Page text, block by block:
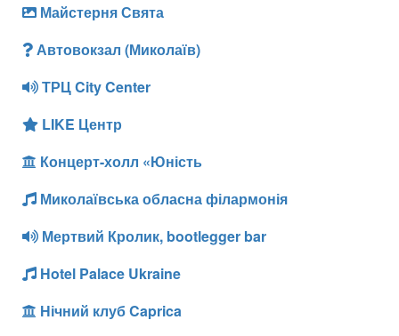
Майстерня Свята
Автовокзал (Миколаїв)
ТРЦ City Center
LIKE Центр
Концерт-холл «Юність
Миколаївська обласна філармонія
Мертвий Кролик, bootlegger bar
Hotel Palace Ukraine
Нічний клуб Caprica